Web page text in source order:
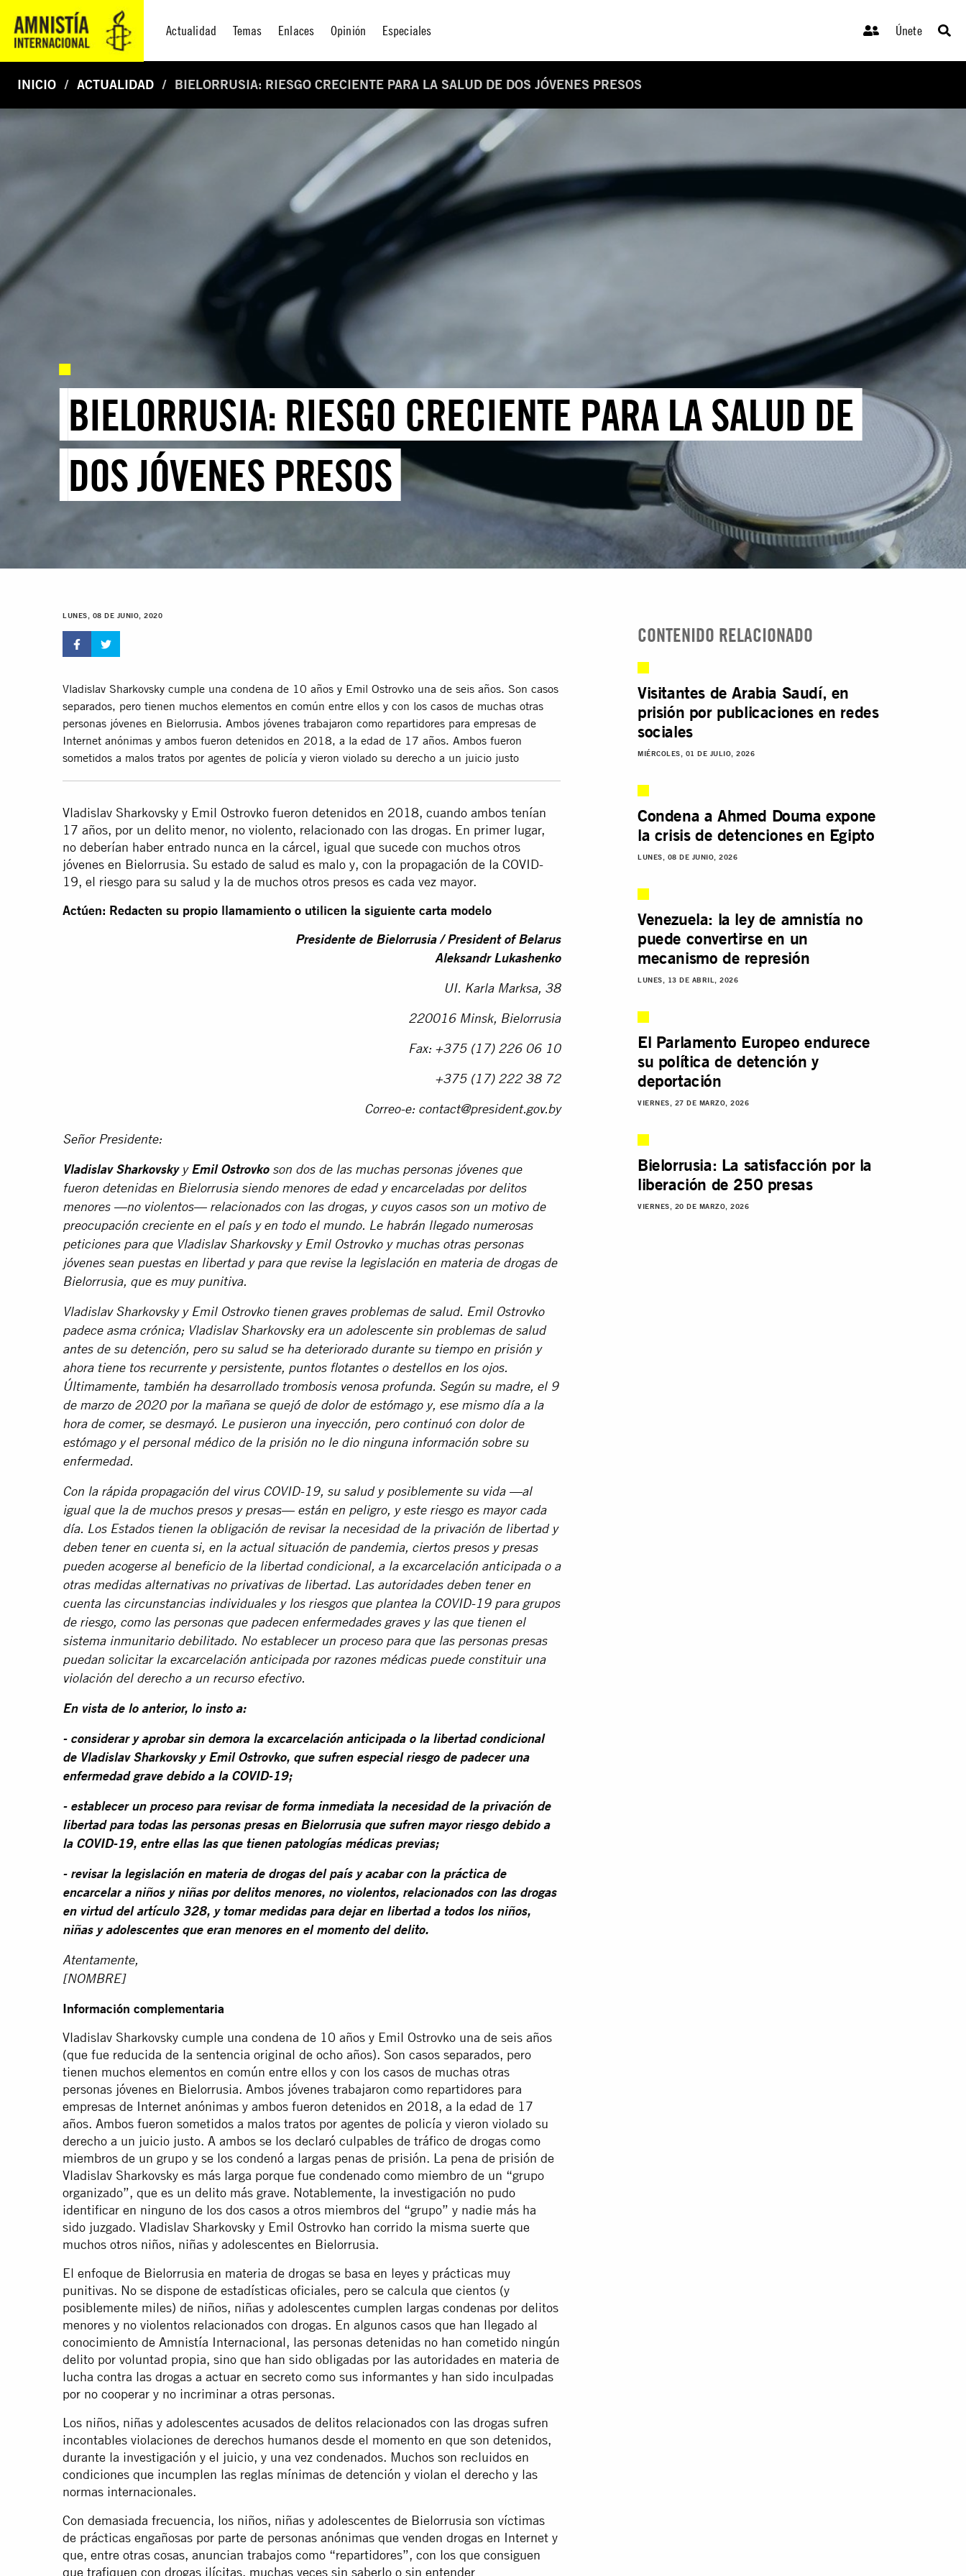
Actualidad Temas Enlaces Opinión Especiales Únete
INICIO ACTUALIDAD BIELORRUSIA: RIESGO CRECIENTE PARA LA SALUD DE DOS JÓVENES PRESOS
BIELORRUSIA: RIESGO CRECIENTE PARA LA SALUD DE
DOS JÓVENES PRESOS
LUNES, 08 DE JUNIO, 2020
Vladislav Sharkovsky cumple una condena de 10 años y Emil Ostrovko una de seis años. Son casos
separados, pero tienen muchos elementos en común entre ellos y con los casos de muchas otras
personas jóvenes en Bielorrusia. Ambos jóvenes trabajaron como repartidores para empresas de
Internet anónimas y ambos fueron detenidos en 2018, a la edad de 17 años. Ambos fueron
sometidos a malos tratos por agentes de policía y vieron violado su derecho a un juicio justo
Vladislav Sharkovsky y Emil Ostrovko fueron detenidos en 2018, cuando ambos tenían
17 años, por un delito menor, no violento, relacionado con las drogas. En primer lugar,
no deberían haber entrado nunca en la cárcel, igual que sucede con muchos otros
jóvenes en Bielorrusia. Su estado de salud es malo y, con la propagación de la COVID-
19, el riesgo para su salud y la de muchos otros presos es cada vez mayor.
Actúen: Redacten su propio llamamiento o utilicen la siguiente carta modelo
Presidente de Bielorrusia / President of Belarus
Aleksandr Lukashenko
UI. Karla Marksa, 38
220016 Minsk, Bielorrusia
Fax: +375 (17) 226 06 10
+375 (17) 222 38 72
Correo-e: contact@president.gov.by
Señor Presidente:
Vladislav Sharkovskyy Emil Ostrovkoson dos de las muchas personas jóvenes que
fueron detenidas en Bielorrusia siendo menores de edad y encarceladas por delitos
menores —no violentos— relacionados con las drogas, y cuyos casos son un motivo de
preocupación creciente en el país y en todo el mundo. Le habrán llegado numerosas
peticiones para que Vladislav Sharkovsky y Emil Ostrovko y muchas otras personas
jóvenes sean puestas en libertad y para que revise la legislación en materia de drogas de
Bielorrusia, que es muy punitiva.
Vladislav Sharkovsky y Emil Ostrovko tienen graves problemas de salud. Emil Ostrovko
padece asma crónica; Vladislav Sharkovsky era un adolescente sin problemas de salud
antes de su detención, pero su salud se ha deteriorado durante su tiempo en prisión y
ahora tiene tos recurrente y persistente, puntos flotantes o destellos en los ojos.
Últimamente, también ha desarrollado trombosis venosa profunda. Según su madre, el 9
de marzo de 2020 por la mañana se quejó de dolor de estómago y, ese mismo día a la
hora de comer, se desmayó. Le pusieron una inyección, pero continuó con dolor de
estómago y el personal médico de la prisión no le dio ninguna información sobre su
enfermedad.
Con la rápida propagación del virus COVID-19, su salud y posiblemente su vida —al
igual que la de muchos presos y presas— están en peligro, y este riesgo es mayor cada
día. Los Estados tienen la obligación de revisar la necesidad de la privación de libertad y
deben tener en cuenta si, en la actual situación de pandemia, ciertos presos y presas
pueden acogerse al beneficio de la libertad condicional, a la excarcelación anticipada o a
otras medidas alternativas no privativas de libertad. Las autoridades deben tener en
cuenta las circunstancias individuales y los riesgos que plantea la COVID-19 para grupos
de riesgo, como las personas que padecen enfermedades graves y las que tienen el
sistema inmunitario debilitado. No establecer un proceso para que las personas presas
puedan solicitar la excarcelación anticipada por razones médicas puede constituir una
violación del derecho a un recurso efectivo.
En vista de lo anterior, lo insto a:
- considerar y aprobar sin demora la excarcelación anticipada o la libertad condicional
de Vladislav Sharkovsky y Emil Ostrovko, que sufren especial riesgo de padecer una
enfermedad grave debido a la COVID-19;
- establecer un proceso para revisar de forma inmediata la necesidad de la privación de
libertad para todas las personas presas en Bielorrusia que sufren mayor riesgo debido a
la COVID-19, entre ellas las que tienen patologías médicas previas;
- revisar la legislación en materia de drogas del país y acabar con la práctica de
encarcelar a niños y niñas por delitos menores, no violentos, relacionados con las drogas
en virtud del artículo 328, y tomar medidas para dejar en libertad a todos los niños,
niñas y adolescentes que eran menores en el momento del delito.
Atentamente,
[NOMBRE]
Información complementaria
Vladislav Sharkovsky cumple una condena de 10 años y Emil Ostrovko una de seis años
(que fue reducida de la sentencia original de ocho años). Son casos separados, pero
tienen muchos elementos en común entre ellos y con los casos de muchas otras
personas jóvenes en Bielorrusia. Ambos jóvenes trabajaron como repartidores para
empresas de Internet anónimas y ambos fueron detenidos en 2018, a la edad de 17
años. Ambos fueron sometidos a malos tratos por agentes de policía y vieron violado su
derecho a un juicio justo. A ambos se los declaró culpables de tráfico de drogas como
miembros de un grupo y se los condenó a largas penas de prisión. La pena de prisión de
Vladislav Sharkovsky es más larga porque fue condenado como miembro de un “grupo
organizado”, que es un delito más grave. Notablemente, la investigación no pudo
identificar en ninguno de los dos casos a otros miembros del “grupo” y nadie más ha
sido juzgado. Vladislav Sharkovsky y Emil Ostrovko han corrido la misma suerte que
muchos otros niños, niñas y adolescentes en Bielorrusia.
El enfoque de Bielorrusia en materia de drogas se basa en leyes y prácticas muy
punitivas. No se dispone de estadísticas oficiales, pero se calcula que cientos (y
posiblemente miles) de niños, niñas y adolescentes cumplen largas condenas por delitos
menores y no violentos relacionados con drogas. En algunos casos que han llegado al
conocimiento de Amnistía Internacional, las personas detenidas no han cometido ningún
delito por voluntad propia, sino que han sido obligadas por las autoridades en materia de
lucha contra las drogas a actuar en secreto como sus informantes y han sido inculpadas
por no cooperar y no incriminar a otras personas.
Los niños, niñas y adolescentes acusados de delitos relacionados con las drogas sufren
incontables violaciones de derechos humanos desde el momento en que son detenidos,
durante la investigación y el juicio, y una vez condenados. Muchos son recluidos en
condiciones que incumplen las reglas mínimas de detención y violan el derecho y las
normas internacionales.
Con demasiada frecuencia, los niños, niñas y adolescentes de Bielorrusia son víctimas
de prácticas engañosas por parte de personas anónimas que venden drogas en Internet y
que, entre otras cosas, anuncian trabajos como “repartidores”, con los que consiguen
que trafiquen con drogas ilícitas, muchas veces sin saberlo o sin entender
CONTENIDO RELACIONADO
Visitantes de Arabia Saudí, en
prisión por publicaciones en redes
sociales
MIÉRCOLES, 01 DE JULIO, 2026
Condena a Ahmed Douma expone
la crisis de detenciones en Egipto
LUNES, 08 DE JUNIO, 2026
Venezuela: la ley de amnistía no
puede convertirse en un
mecanismo de represión
LUNES, 13 DE ABRIL, 2026
El Parlamento Europeo endurece
su política de detención y
deportación
VIERNES, 27 DE MARZO, 2026
Bielorrusia: La satisfacción por la
liberación de 250 presas
VIERNES, 20 DE MARZO, 2026